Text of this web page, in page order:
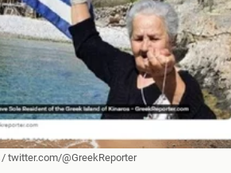
/ twitter.com/@GreekReporter